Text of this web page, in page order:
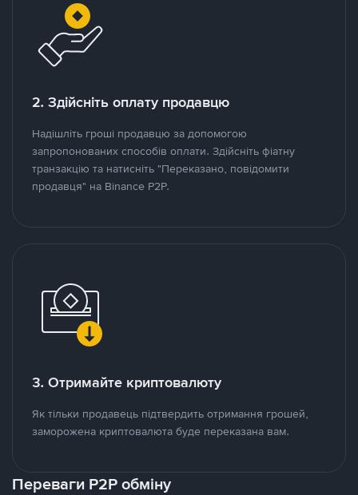
2. Здійсніть оплату продавцю
Надішліть гроші продавцю за допомогою
запропонованих способів оплати. Здійсніть фіатну
транзакцію та натисніть "Переказано, повідомити
продавця" на Binance P2P.
3. Отримайте криптовалюту
Як тільки продавець підтвердить отримання грошей,
заморожена криптовалюта буде переказана вам.
Переваги P2P обміну